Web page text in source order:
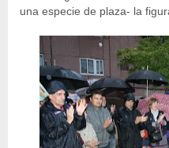
una especie de plaza- la